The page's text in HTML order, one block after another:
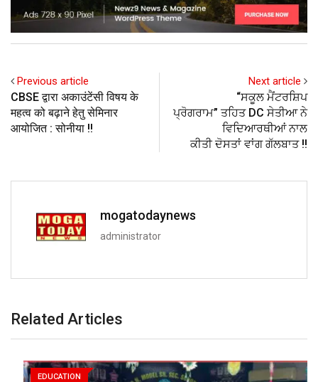
Previous article
CBSE द्वारा अकाउंटेंसी विषय के
महत्व को बढ़ाने हेतु सेमिनार
आयोजित : सोनीया !!
Next article
“ਸਕੂਲ ਮੈਂਟਰਸ਼ਿਪ
ਪ੍ਰੋਗਰਾਮ” ਤਹਿਤ DC ਸੇਤੀਆ ਨੇ
ਵਿਦਿਆਰਥੀਆਂ ਨਾਲ
ਕੀਤੀ ਦੋਸਤਾਂ ਵਾਂਗ ਗੱਲਬਾਤ !!
mogatodaynews
administrator
Related Articles
EDUCATION